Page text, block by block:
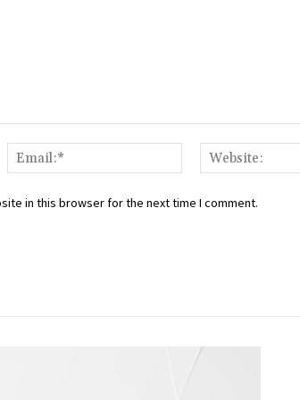
Email:*
in this browser for the next time I comment.